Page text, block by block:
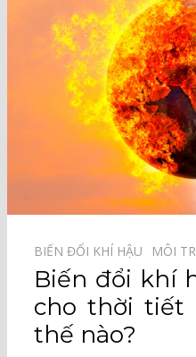
BIẾN ĐỔI KHÍ HẬU⠀ MÔI
Biến đổi khí
cho thời tiết
thế nào?